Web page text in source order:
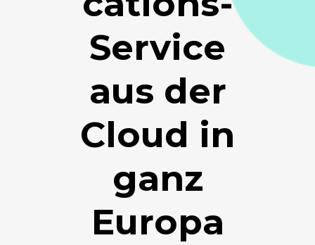
Service
aus der
Cloud in
ganz
Europa